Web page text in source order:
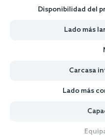
Disponibilidad del
Lado más
Carcasa
Lado más